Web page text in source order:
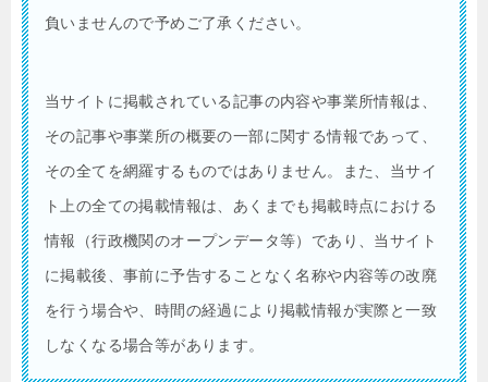
負いませんので予めご了承ください。
当サイトに掲載されている記事の内容や事業所情報は、
その記事や事業所の概要の一部に関する情報であって、
その全てを網羅するものではありません。また、当サイ
ト上の全ての掲載情報は、あくまでも掲載時点における
情報（行政機関のオープンデータ等）であり、当サイト
に掲載後、事前に予告することなく名称や内容等の改廃
を行う場合や、時間の経過により掲載情報が実際と一致
しなくなる場合等があります。